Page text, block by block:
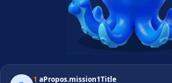
1 aPropos.mission1Title